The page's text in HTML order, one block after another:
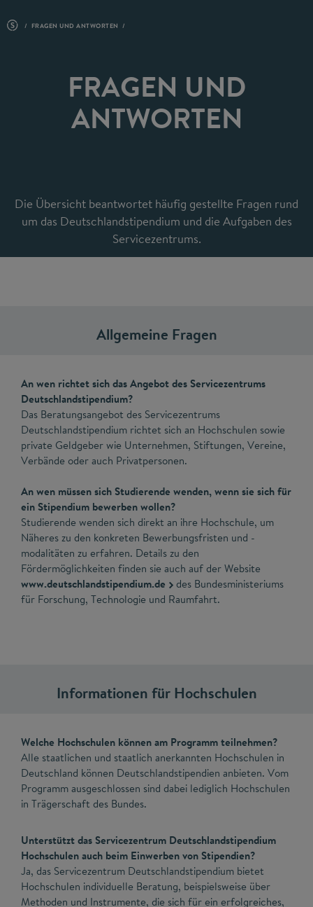
FRAGEN UND ANTWORTEN
FRAGEN UND
ANTWORTEN
Die Übersicht beantwortet häufig gestellte Fragen rund
um das Deutschlandstipendium und die Aufgaben des
Servicezentrums.
Allgemeine Fragen
An wen richtet sich das Angebot des Servicezentrums
Deutschlandstipendium?
Das Beratungsangebot des Servicezentrums
Deutschlandstipendium richtet sich an Hochschulen sowie
private Geldgeber wie Unternehmen, Stiftungen, Vereine,
Verbände oder auch Privatpersonen.
An wen müssen sich Studierende wenden, wenn sie sich für
ein Stipendium bewerben wollen?
Studierende wenden sich direkt an ihre Hochschule, um
Näheres zu den konkreten Bewerbungsfristen und -
modalitäten zu erfahren. Details zu den
Fördermöglichkeiten finden sie auch auf der Website
www.deutschlandstipendium.de
des Bundesministeriums
für Forschung, Technologie und Raumfahrt.
Informationen für Hochschulen
Welche Hochschulen können am Programm teilnehmen?
Alle staatlichen und staatlich anerkannten Hochschulen in
Deutschland können Deutschlandstipendien anbieten. Vom
Programm ausgeschlossen sind dabei lediglich Hochschulen
in Trägerschaft des Bundes.
Unterstützt das Servicezentrum Deutschlandstipendium
Hochschulen auch beim Einwerben von Stipendien?
Ja, das Servicezentrum Deutschlandstipendium bietet
Hochschulen individuelle Beratung, beispielsweise über
Methoden und Instrumente, die sich für ein erfolgreiches,